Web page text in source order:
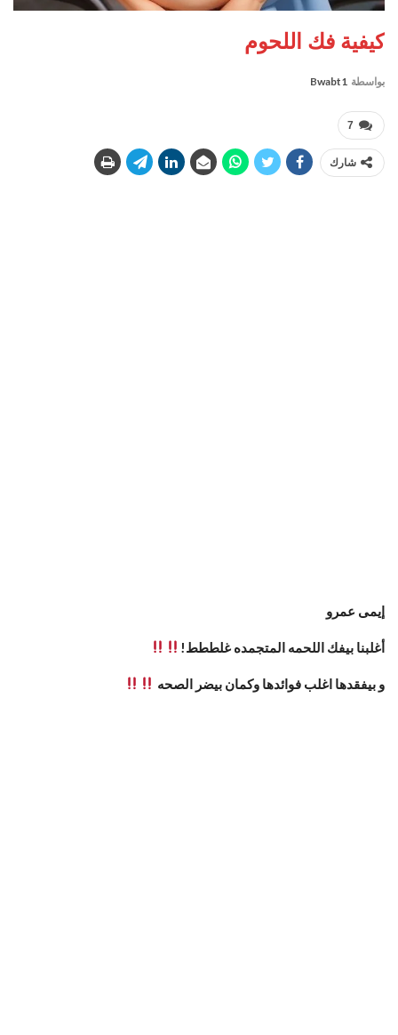
كيفية فك اللحوم
بواسطة Bwabt1
7
شارك
إيمى عمرو
أغلبنا بيفك اللحمه المتجمده غلططط!
و بيفقدها اغلب فوائدها وكمان بيضر الصحه